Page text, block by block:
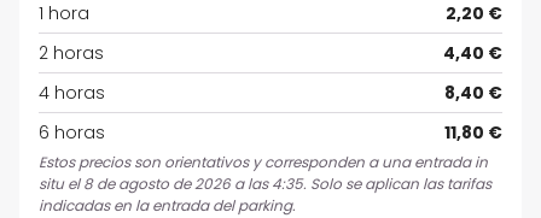
1 hora
2,20 €
2 horas
4,40 €
4 horas
8,40 €
6 horas
11,80 €
Estos precios son orientativos y corresponden a una entrada in
situ el 8 de agosto de 2026 a las 4:35. Solo se aplican las tarifas
indicadas en la entrada del parking.